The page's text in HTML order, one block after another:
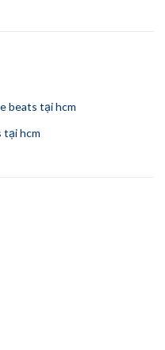
beats tại hcm
tại hcm